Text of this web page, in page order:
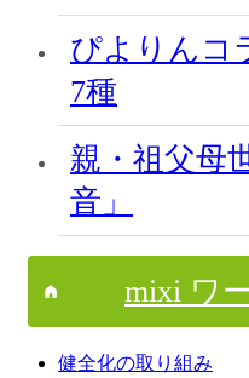
ぴよりんコ
7種
親・祖父母
音」
mixi ワ
健全化の取り組み